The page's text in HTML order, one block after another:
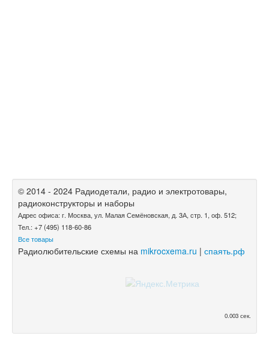
© 2014 - 2024 Радиодетали, радио и электротовары,
радиоконструкторы и наборы
Адрес офиса: г. Москва, ул. Малая Семёновская, д. 3А, стр. 1, оф. 512;
Тел.: +7 (495) 118-60-86
Все товары
Радиолюбительские схемы на mikrocxema.ru | спаять.рф
0.003 сек.